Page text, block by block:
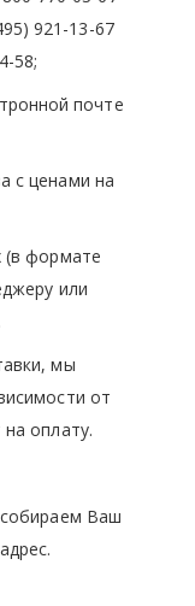
921-13-67
58;
почте
с ценами на
(в формате
или
мы
от
оплату.
Ваш